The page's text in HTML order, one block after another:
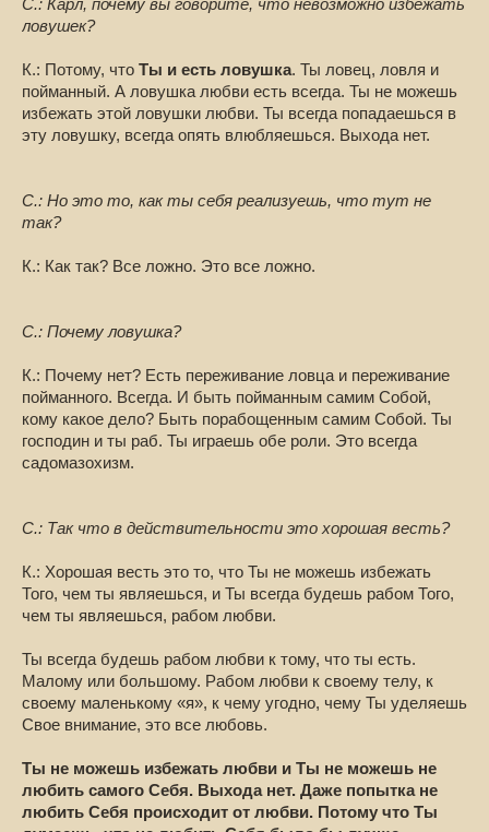
С.: Карл, почему вы говорите, что невозможно избежать
ловушек?
К.: Потому, что Ты и есть ловушка. Ты ловец, ловля и
пойманный. А ловушка любви есть всегда. Ты не можешь
избежать этой ловушки любви. Ты всегда попадаешься в
эту ловушку, всегда опять влюбляешься. Выхода нет.
С.: Но это то, как ты себя реализуешь, что тут не
так?
К.: Как так? Все ложно. Это все ложно.
С.: Почему ловушка?
К.: Почему нет? Есть переживание ловца и переживание
пойманного. Всегда. И быть пойманным самим Собой,
кому какое дело? Быть порабощенным самим Собой. Ты
господин и ты раб. Ты играешь обе роли. Это всегда
садомазохизм.
С.: Так что в действительности это хорошая весть?
К.: Хорошая весть это то, что Ты не можешь избежать
Того, чем ты являешься, и Ты всегда будешь рабом Того,
чем ты являешься, рабом любви.
Ты всегда будешь рабом любви к тому, что ты есть.
Малому или большому. Рабом любви к своему телу, к
своему маленькому «я», к чему угодно, чему Ты уделяешь
Свое внимание, это все любовь.
Ты не можешь избежать любви и Ты не можешь не
любить самого Себя. Выхода нет. Даже попытка не
любить Себя происходит от любви. Потому что Ты